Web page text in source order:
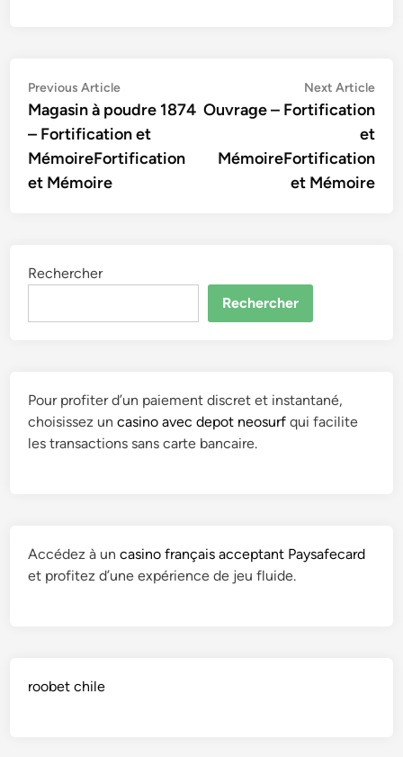
Navigation
de
l’article
Previous ArticlePrevious
article:
Magasin à poudre 1874
– Fortification et
MémoireFortification
et Mémoire
Next Article
Ouvrage – Fortification
et
MémoireFortification
et Mémoire
Rechercher
Rechercher
Pour profiter d’un paiement discret et instantané,
choisissez uncasino avec depot neosurf qui facilite
les transactions sans carte bancaire.
Accédez à uncasino français acceptant Paysafecard
et profitez d’une expérience de jeu fluide.
roobet chile